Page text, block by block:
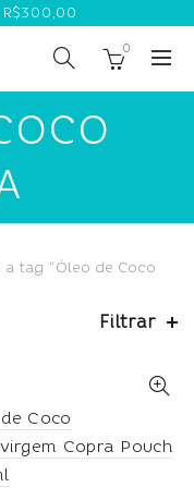
0
tag “Óleo de Coco
Filtrar
Coco
Copra Pouch